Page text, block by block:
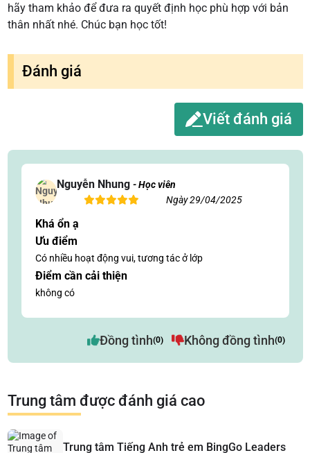
Trung tâm được đánh giá cao
Trung tâm Tiếng Anh trẻ em BingGo Leaders
hãy tham khảo để đưa ra quyết định học phù hợp với bản
thân nhất nhé. Chúc bạn học tốt!
Đánh giá
Viết đánh giá
Nguyễn Nhung- Học viên
Ngày 29/04/2025
Khá ổn ạ
Ưu điểm
Có nhiều hoạt động vui, tương tác ở lớp
Điểm cần cải thiện
không có
Đồng tình(0) Không đồng tình(0)